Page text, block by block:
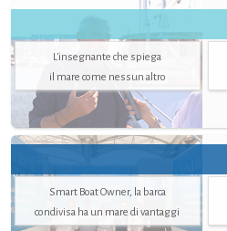
L'insegnante che spiega
il mare come nessun altro
Smart Boat Owner, la barca
condivisa ha un mare di vantaggi